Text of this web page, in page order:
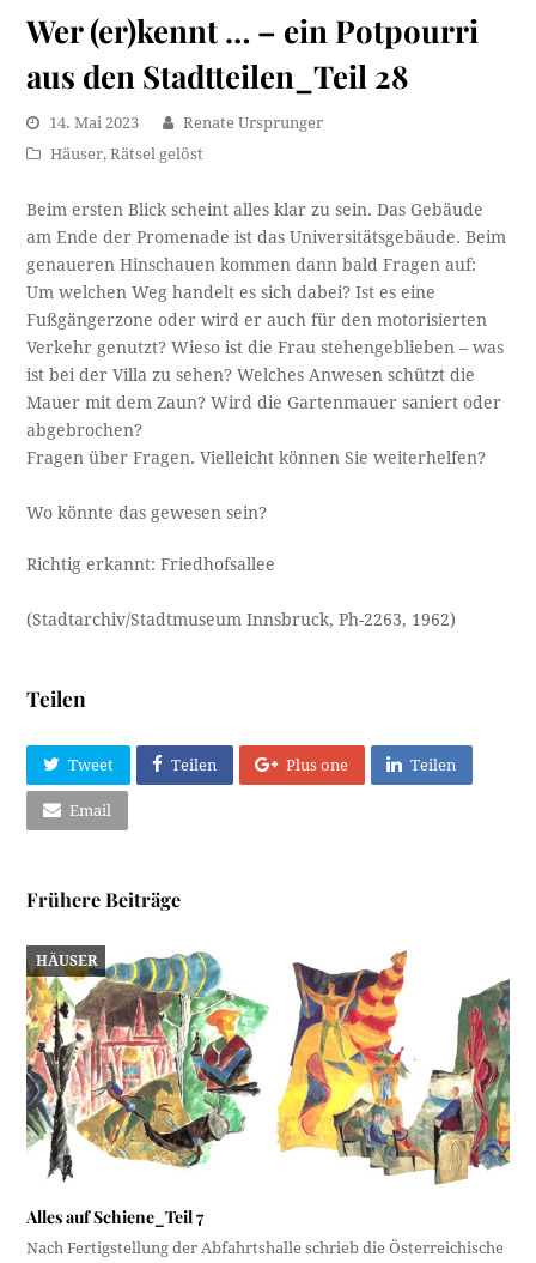
Wer (er)kennt … – ein Potpourri
aus den Stadtteilen_Teil 28
14. Mai 2023
Renate Ursprunger
Häuser,Rätsel gelöst
Beim ersten Blick scheint alles klar zu sein. Das Gebäude
am Ende der Promenade ist das Universitätsgebäude. Beim
genaueren Hinschauen kommen dann bald Fragen auf:
Um welchen Weg handelt es sich dabei? Ist es eine
Fußgängerzone oder wird er auch für den motorisierten
Verkehr genutzt? Wieso ist die Frau stehengeblieben – was
ist bei der Villa zu sehen? Welches Anwesen schützt die
Mauer mit dem Zaun? Wird die Gartenmauer saniert oder
abgebrochen?
Fragen über Fragen. Vielleicht können Sie weiterhelfen?
Wo könnte das gewesen sein?
Richtig erkannt: Friedhofsallee
(Stadtarchiv/Stadtmuseum Innsbruck, Ph-2263, 1962)
Teilen
Tweet Teilen Plus one Teilen
Email
Frühere Beiträge
HÄUSER
Alles auf Schiene_Teil 7
Nach Fertigstellung der Abfahrtshalle schrieb die Österreichische